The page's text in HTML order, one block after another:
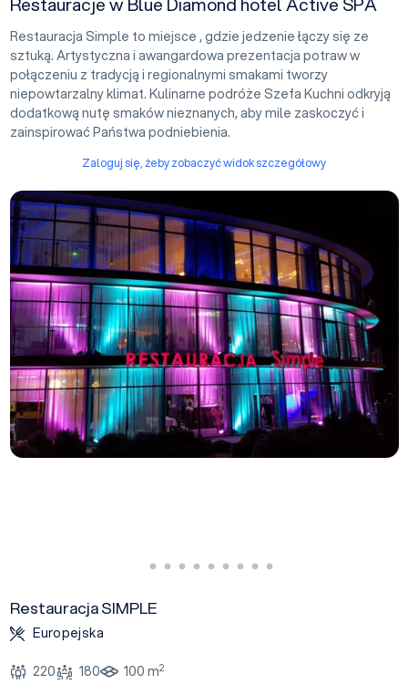
Restauracja Simple to miejsce , gdzie jedzenie łączy się ze
sztuką. Artystyczna i awangardowa prezentacja potraw w
połączeniu z tradycją i regionalnymi smakami tworzy
niepowtarzalny klimat. Kulinarne podróże Szefa Kuchni odkryją
dodatkową nutę smaków nieznanych, aby mile zaskoczyć i
zainspirować Państwa podniebienia.
Zaloguj się, żeby zobaczyć widok szczegółowy
Restauracja SIMPLE
Europejska
220 180 100 m2